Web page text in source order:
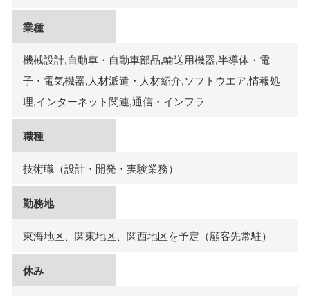
業種
機械設計,自動車・自動車部品,輸送用機器,半導体・電
子・電気機器,人材派遣・人材紹介,ソフトウエア,情報処
理,インターネット関連,通信・インフラ
職種
技術職（設計・開発・実験業務）
勤務地
東海地区、関東地区、関西地区を予定（顧客先常駐）
休み